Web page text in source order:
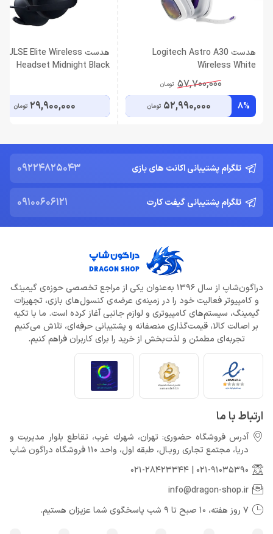
هدست Logitech Astro A30
Wireless White
57,700,000 تومان
8%
52,990,000 تومان
هدست PULSE Elite Wireless
Headset Midnight Black
29,900,000 تومان
تلگرام پشتیبانی اکانت های بازی 09224825043
تلگرام پشتیبانی گیفت کارت 09100606121
دراگون‌شاپ از سال 1396 به‌عنوان یکی از مراجع تخصصی حوزه‌ی گیمینگ
و کامپیوتر فعالیت خود را در زمینه‌ی عرضه‌ی کنسول‌های بازی، تجهیزات
گیمینگ، سیستم‌های کامپیوتری و لوازم جانبی آغاز کرده است. ما با تکیه
بر اصالت کالا، قیمت‌گذاری منصفانه و پشتیبانی حرفه‌ای، تلاش می‌کنیم
تجربه‌ای مطمئن و لذت‌بخش از خرید را برای کاربران فراهم کنیم.
ارتباط با ما
آدرس فروشگاه حضوری: تهران، شهرك غرب، تقاطع بلوار مدیریت و
دريا، مجتمع تجارى رويـال، طبقه اول، واحد 110 فروشگاه دراگون شاپ
021-91035390
021-28423344
info@dragon-shop.ir
7 روز هفته، 10 صبح تا 9 شب پاسخگوی شما عزیزان هستیم.